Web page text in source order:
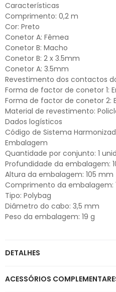
Características
Comprimento: 0,2 m
Cor: Preto
Conetor A: Fêmea
Conetor B: Macho
Conetor B: 2 x 3.5mm
Conetor A: 3.5mm
Revestimento dos contactos
Forma de factor de conetor 1:
Forma de factor de conetor 2:
Material de revestimento:
Dados logísticos
Código de Sistema
Embalagem
Quantidade por conjunto: 1
Profundidade da embalagem:
Altura da embalagem: 105 mm
Comprimento da embalagem:
Tipo: Polybag
Diâmetro do cabo: 3,5 mm
Peso da embalagem: 19 g
DETALHES
ACESSÓRIOS